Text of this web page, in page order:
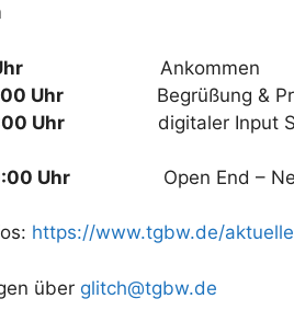
Ankommen
Uhr Begrüßung &
Uhr digitaler Input
Uhr Open End –
https://www.tgbw.de/
über glitch@tgbw.de